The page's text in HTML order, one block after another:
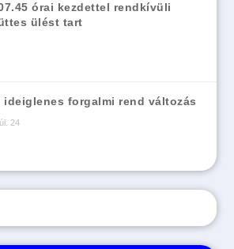
órai kezdettel rendkívüli
ülést tart
ideiglenes forgalmi rend változás
24